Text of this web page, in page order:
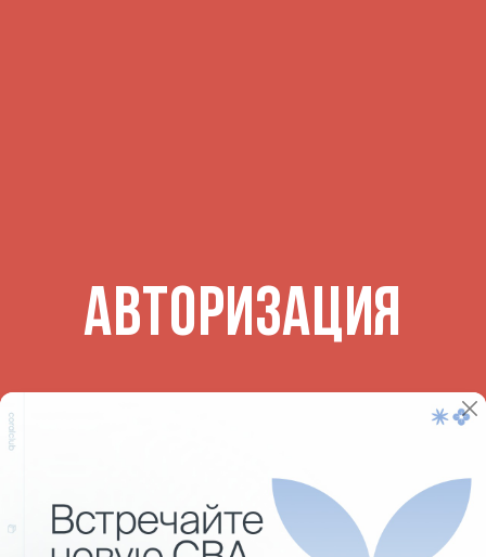
АВТОРИЗАЦИЯ